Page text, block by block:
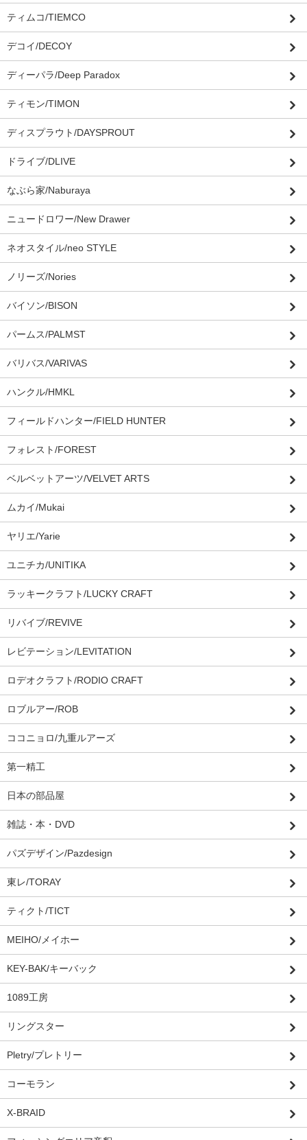
ティムコ/TIEMCO
デコイ/DECOY
ディーパラ/Deep Paradox
ティモン/TIMON
ディスプラウト/DAYSPROUT
ドライブ/DLIVE
なぶら家/Naburaya
ニュードロワー/New Drawer
ネオスタイル/neo STYLE
ノリーズ/Nories
バイソン/BISON
パームス/PALMST
バリバス/VARIVAS
ハンクル/HMKL
フィールドハンター/FIELD HUNTER
フォレスト/FOREST
ベルベットアーツ/VELVET ARTS
ムカイ/Mukai
ヤリエ/Yarie
ユニチカ/UNITIKA
ラッキークラフト/LUCKY CRAFT
リバイブ/REVIVE
レビテーション/LEVITATION
ロデオクラフト/RODIO CRAFT
ロブルアー/ROB
ココニョロ/九重ルアーズ
第一精工
日本の部品屋
雑誌・本・DVD
パズデザイン/Pazdesign
東レ/TORAY
ティクト/TICT
MEIHO/メイホー
KEY-BAK/キーバック
1089工房
リングスター
Pletry/プレトリー
コーモラン
X-BRAID